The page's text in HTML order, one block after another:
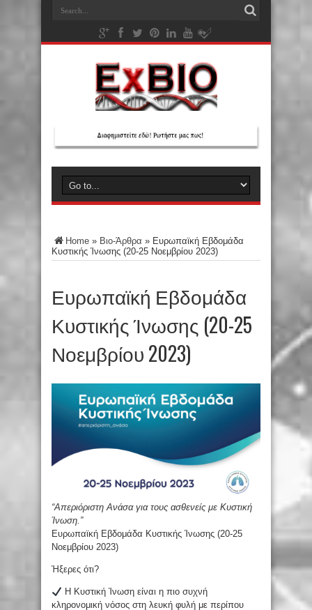
Home » Βιο-Άρθρα » Ευρωπαϊκή Εβδομάδα
Κυστικής Ίνωσης (20-25 Νοεμβρίου 2023)
Ευρωπαϊκή Εβδομάδα
Κυστικής Ίνωσης (20-25
Νοεμβρίου 2023)
“Απεριόριστη Ανάσα για τους ασθενείς με Κυστική
Ίνωση.”
Ευρωπαϊκή Εβδομάδα Κυστικής Ίνωσης (20-25
Νοεμβρίου 2023)
Ήξερες ότι?
Η Κυστική Ίνωση είναι η πιο συχνή
κληρονομική νόσος στη λευκή φυλή με περίπου